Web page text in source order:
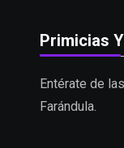
Primicias
Entérate de
Farándula.